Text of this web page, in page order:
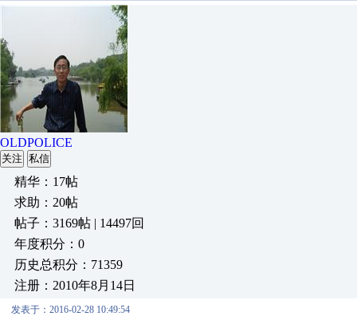
OLDPOLICE
关注 私信
精华：17帖
求助：20帖
帖子：3169帖 | 14497回
年度积分：0
历史总积分：71359
注册：2010年8月14日
发表于：2016-02-28 10:49:54